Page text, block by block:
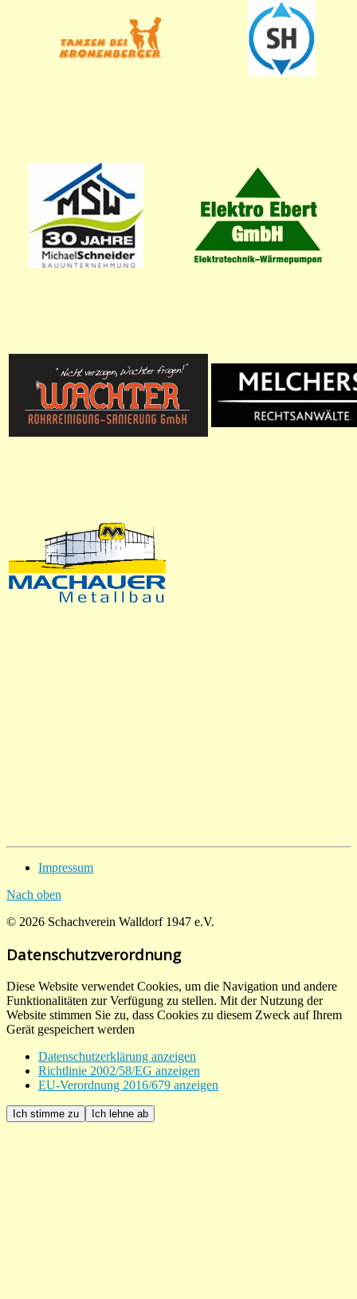
Impressum
Nach oben
© 2026 Schachverein Walldorf 1947 e.V.
Datenschutzverordnung
Diese Website verwendet Cookies, um die Navigation und andere
Funktionalitäten zur Verfügung zu stellen. Mit der Nutzung der
Website stimmen Sie zu, dass Cookies zu diesem Zweck auf Ihrem
Gerät gespeichert werden
Datenschutzerklärung anzeigen
Richtlinie 2002/58/EG anzeigen
EU-Verordnung 2016/679 anzeigen
Ich stimme zu Ich lehne ab